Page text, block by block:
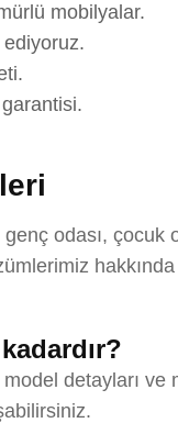
mobilyalar.
odası,
detayları